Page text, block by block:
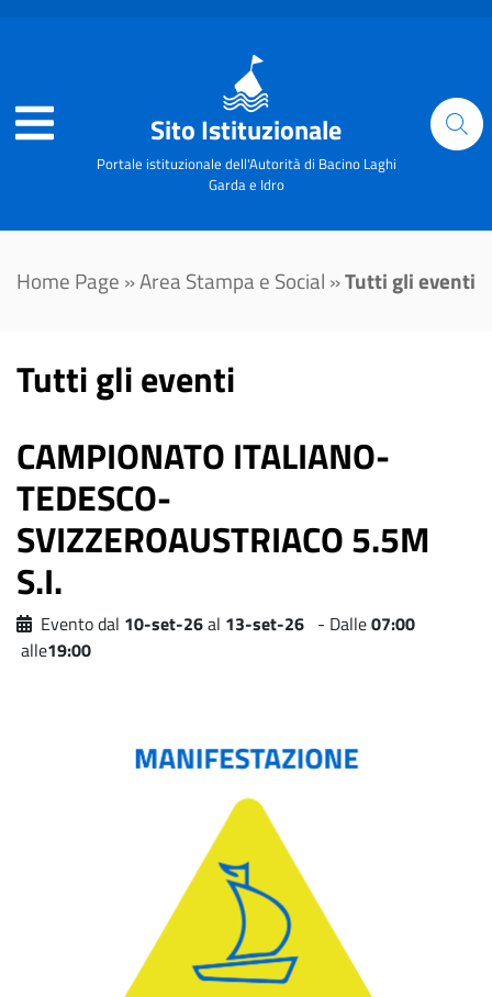
Sito Istituzionale
Portale istituzionale dell'Autorità di Bacino Laghi
Garda e Idro
Home Page »Area Stampa e Social »Tutti gli eventi
Tutti gli eventi
CAMPIONATO ITALIANO-
TEDESCO-
SVIZZEROAUSTRIACO 5.5M
S.I.
Evento dal 10-set-26al 13-set-26 - Dalle07:00
alle19:00